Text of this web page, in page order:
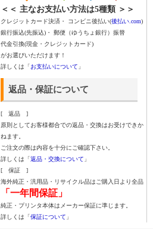
＜＜ 主なお支払い方法は5種類 ＞＞
クレジットカード決済・ コンビニ後払い(後払い.com)
銀行振込(先振込)・ 郵便（ゆうちょ銀行）振替
代金引換(現金・クレジットカード)
がお選びいただけます！
詳しくは「お支払いについて 」
返品・保証について
[ 返品 ]
原則としてお客様都合での返品・交換はお受けできか
ねます。
ご注文の際は内容を十分にご確認下さい。
詳しくは「返品・交換について 」
[ 保証 ]
海外純正・汎用品・リサイクル品はご購入日より全品
「一年間保証」
純正・プリンタ本体はメーカー保証に準じます。
詳しくは「保証について 」